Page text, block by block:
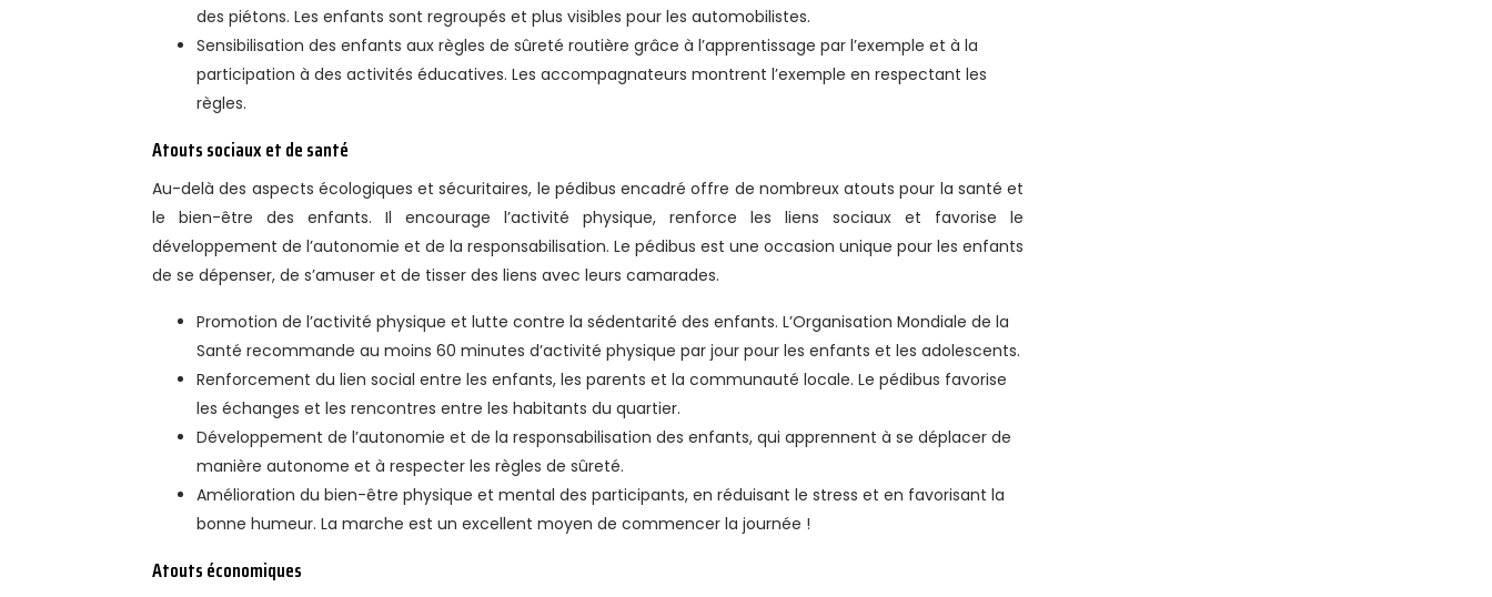
des piétons. Les enfants sont regroupés et plus visibles pour les automobilistes.
Sensibilisation des enfants aux règles de sûreté routière grâce à l’apprentissage par l’exemple et à la
participation à des activités éducatives. Les accompagnateurs montrent l’exemple en respectant les
règles.
Atouts sociaux et de santé
Au-delà des aspects écologiques et sécuritaires, le pédibus encadré offre de nombreux atouts pour la santé et
le bien-être des enfants. Il encourage l’activité physique, renforce les liens sociaux et favorise le
développement de l’autonomie et de la responsabilisation. Le pédibus est une occasion unique pour les enfants
de se dépenser, de s’amuser et de tisser des liens avec leurs camarades.
Promotion de l’activité physique et lutte contre la sédentarité des enfants. L’Organisation Mondiale de la
Santé recommande au moins 60 minutes d’activité physique par jour pour les enfants et les adolescents.
Renforcement du lien social entre les enfants, les parents et la communauté locale. Le pédibus favorise
les échanges et les rencontres entre les habitants du quartier.
Développement de l’autonomie et de la responsabilisation des enfants, qui apprennent à se déplacer de
manière autonome et à respecter les règles de sûreté.
Amélioration du bien-être physique et mental des participants, en réduisant le stress et en favorisant la
bonne humeur. La marche est un excellent moyen de commencer la journée !
Atouts économiques